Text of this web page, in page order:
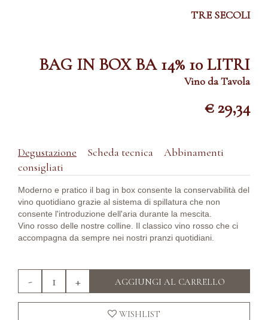
TRE SECOLI
BAG IN BOX BA 14% 10 LITRI
Vino da Tavola
€ 29,34
Degustazione Scheda tecnica
Abbinamenti
consigliati
Moderno e pratico il bag in box consente la conservabilità del
vino quotidiano grazie al sistema di spillatura che non
consente l'introduzione dell'aria durante la mescita.
Vino rosso delle nostre colline. Il classico vino rosso che ci
accompagna da sempre nei nostri pranzi quotidiani.
- + AGGIUNGI AL CARRELLO
WISHLIST